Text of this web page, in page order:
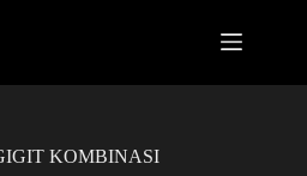
KOMBINASI